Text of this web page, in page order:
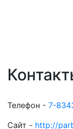
Телефон - 7-
Сайт - http://